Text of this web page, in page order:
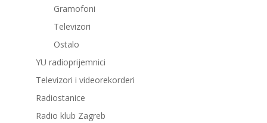
Gramofoni
Televizori
Ostalo
YU radioprijemnici
Televizori i videorekorderi
Radiostanice
Radio klub Zagreb